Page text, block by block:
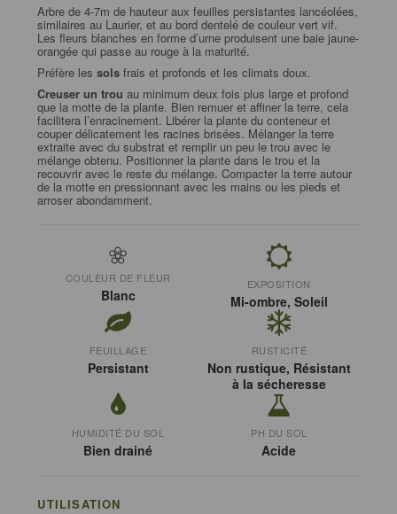
Arbre de 4-7m de hauteur aux feuilles persistantes lancéolées,
similaires au Laurier, et au bord dentelé de couleur vert vif.
Les fleurs blanches en forme d’urne produisent une baie jaune-
orangée qui passe au rouge à la maturité.
Préfère lessols frais et profonds et les climats doux.
Creuser un trou au minimum deux fois plus large et profond
que la motte de la plante. Bien remuer et affiner la terre, cela
facilitera l’enracinement. Libérer la plante du conteneur et
couper délicatement les racines brisées. Mélanger la terre
extraite avec du substrat et remplir un peu le trou avec le
mélange obtenu. Positionner la plante dans le trou et la
recouvrir avec le reste du mélange. Compacter la terre autour
de la motte en pressionnant avec les mains ou les pieds et
arroser abondamment.
COULEUR DE FLEUR
Blanc
EXPOSITION
Mi-ombre, Soleil
FEUILLAGE
Persistant
RUSTICITÉ
Non rustique, Résistant
à la sécheresse
HUMIDITÉ DU SOL
Bien drainé
PH DU SOL
Acide
UTILISATION